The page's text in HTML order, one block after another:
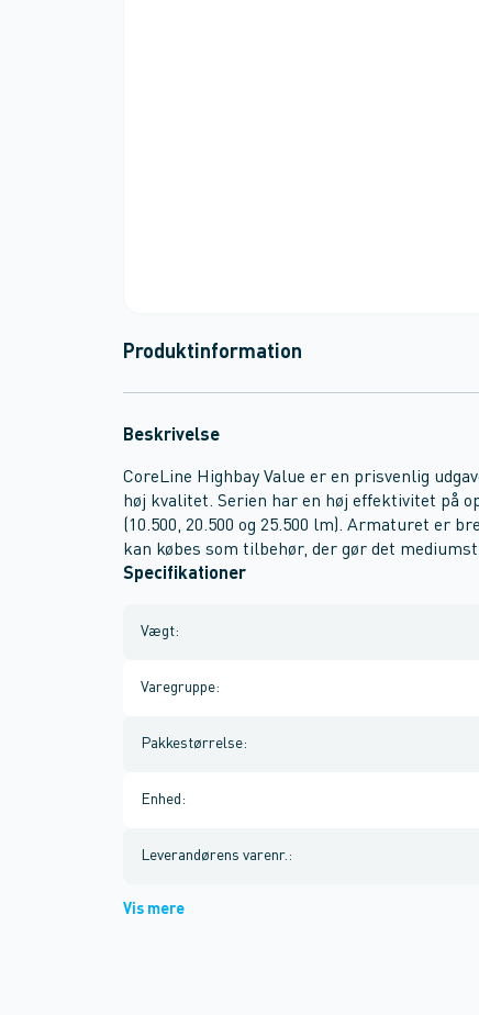
Produktinformation
Beskrivelse
CoreLine Highbay Value er en prisvenlig
høj kvalitet. Serien har en høj effektivitet på
(10.500, 20.500 og 25.500 lm). Armaturet er
kan købes som tilbehør, der gør det
Specifikationer
Vægt:
Varegruppe:
Pakkestørrelse:
Enhed :
Leverandørens varenr. :
Vis mere